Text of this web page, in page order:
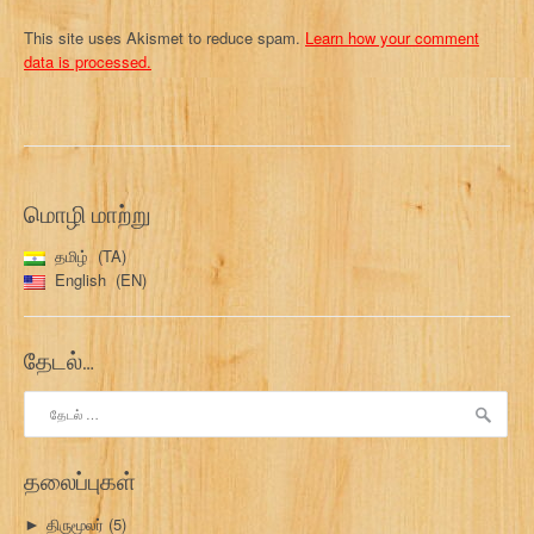
This site uses Akismet to reduce spam. Learn how your comment
data is processed.
மொழி மாற்று
தமிழ்
TA
English
EN
தேடல்…
தேடு:
தலைப்புகள்
► திருமூலர் (5)